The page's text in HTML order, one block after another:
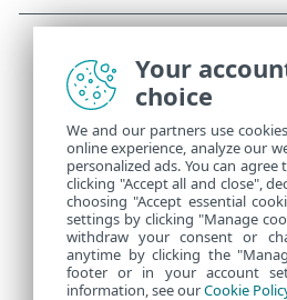
Your
choice
We and our partners use
online experience, analyze our
personalized ads. You can
clicking "Accept all and close",
choosing "Accept essential
settings by clicking "Manage
withdraw your consent or
anytime by clicking the
footer or in your account
information, see ourCookie